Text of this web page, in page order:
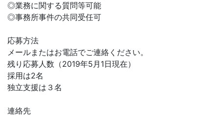
◎業務に関する質問等可能
◎事務所事件の共同受任可
応募方法
メールまたはお電話でご連絡ください。
残り応募人数（2019年5月1日現在）
採用は2名
独立支援は３名
連絡先